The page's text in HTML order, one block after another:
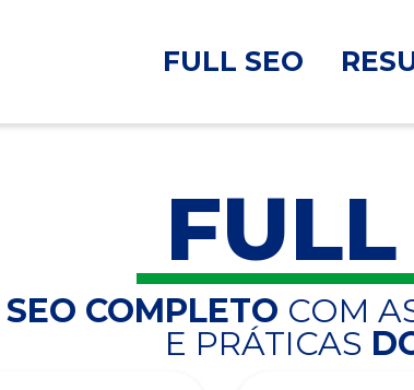
FULL SEO
SEO COMPLETO COM
E PRÁTICAS